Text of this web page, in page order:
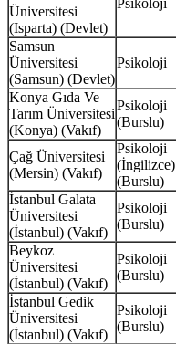
Üniversitesi
(Isparta) (Devlet)
Psikoloji
Samsun
Üniversitesi
(Samsun) (Devlet)
Psikoloji
Konya Gıda Ve
Tarım Üniversitesi
(Konya) (Vakıf)
Psikoloji
(Burslu)
Çağ Üniversitesi
(Mersin) (Vakıf)
Psikoloji
(İngilizce)
(Burslu)
İstanbul Galata
Üniversitesi
(İstanbul) (Vakıf)
Psikoloji
(Burslu)
Beykoz
Üniversitesi
(İstanbul) (Vakıf)
Psikoloji
(Burslu)
İstanbul Gedik
Üniversitesi
(İstanbul) (Vakıf)
Psikoloji
(Burslu)